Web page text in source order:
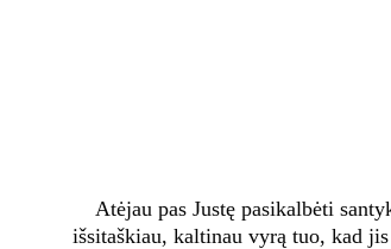
Atėjau pas Justę pasikalbėti
išsitaškiau, kaltinau vyrą tuo, kad